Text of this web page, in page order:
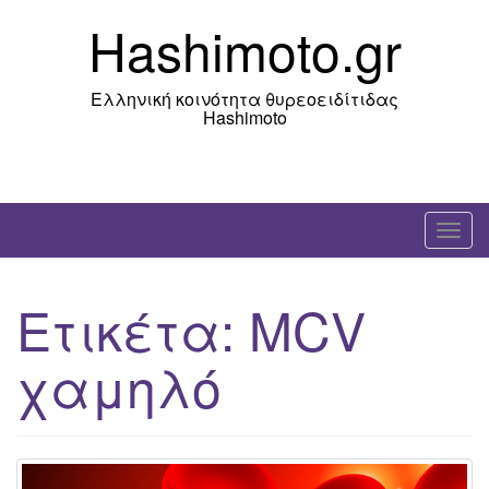
Hashimoto.gr
Ελληνική κοινότητα θυρεοειδίτιδας
Hashimoto
T
o
v
Ετικέτα: MCV
χαμηλό